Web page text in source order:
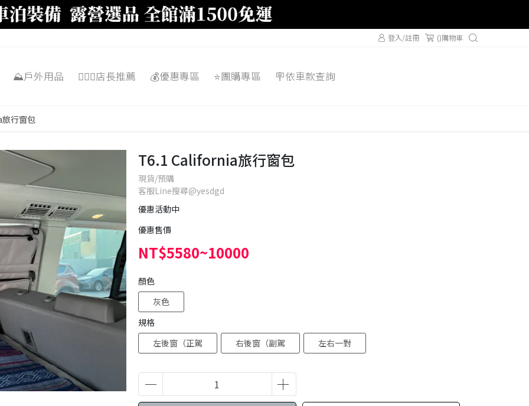
登入/註冊 ()購物車
⛰️戶外用品 🙋🏼‍♂️店長推薦 💰優惠專區 ⭐️團購專區 🪧依車款查詢
行窗包
T6.1 California旅行窗包
現貨/預購
客服Line搜尋@yesdgd
優惠活動中
優惠售價
NT$5580~10000
顏色
灰色
規格
左後窗（正駕
右後窗（副駕 左右一對